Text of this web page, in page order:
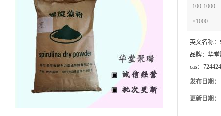
100-1000
≥1000
英文名称：
品牌： 华堂
cas：
发布日期：
更新日期：